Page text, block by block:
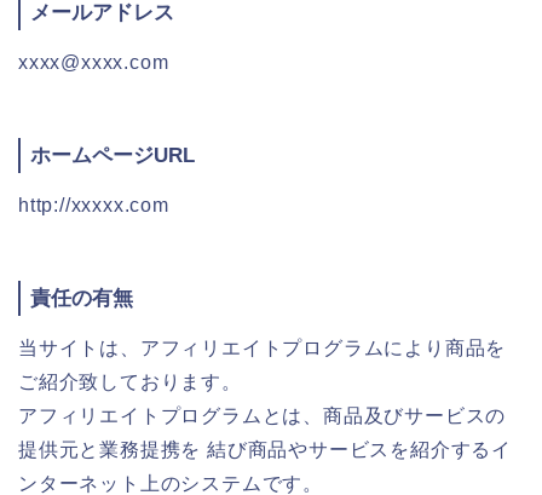
メールアドレス
xxxx@xxxx.com
ホームページURL
http://xxxxx.com
責任の有無
当サイトは、アフィリエイトプログラムにより商品を
ご紹介致しております。
アフィリエイトプログラムとは、商品及びサービスの
提供元と業務提携を 結び商品やサービスを紹介するイ
ンターネット上のシステムです。